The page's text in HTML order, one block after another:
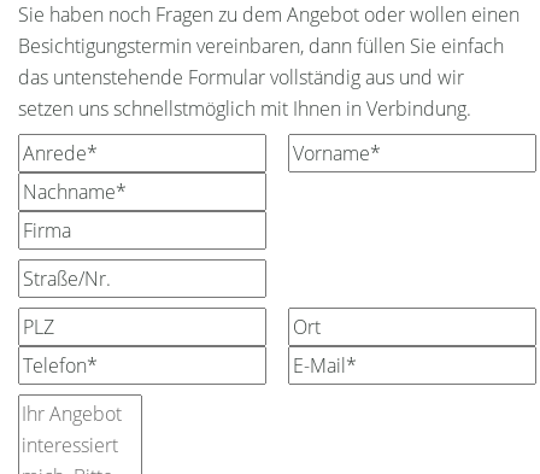
Sie haben noch Fragen zu dem Angebot oder wollen einen
Besichtigungstermin vereinbaren, dann füllen Sie einfach
das untenstehende Formular vollständig aus und wir
setzen uns schnellstmöglich mit Ihnen in Verbindung.